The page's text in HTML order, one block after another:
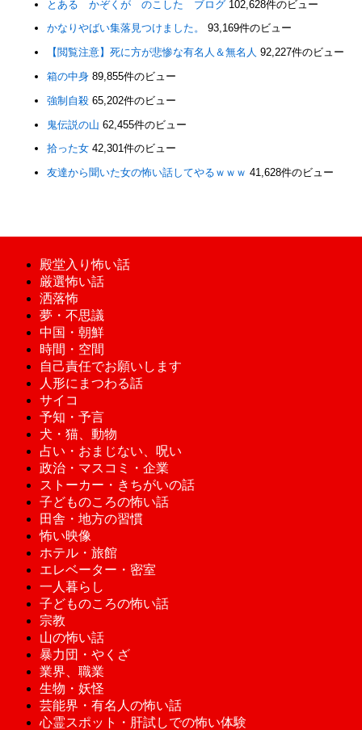
とある かぞくが のこした ブログ 102,628件のビュー
かなりやばい集落見つけました。
93,169件のビュー
【閲覧注意】死に方が悲惨な有名人＆無名人 92,227件のビュー
箱の中身 89,855件のビュー
強制自殺 65,202件のビュー
鬼伝説の山 62,455件のビュー
拾った女 42,301件のビュー
友達から聞いた女の怖い話してやるｗｗｗ 41,628件のビュー
殿堂入り怖い話
厳選怖い話
洒落怖
夢・不思議
中国・朝鮮
時間・空間
自己責任でお願いします
人形にまつわる話
サイコ
予知・予言
犬・猫、動物
占い・おまじない、呪い
政治・マスコミ・企業
ストーカー・きちがいの話
子どものころの怖い話
田舎・地方の習慣
怖い映像
ホテル・旅館
エレベーター・密室
一人暮らし
子どものころの怖い話
宗教
山の怖い話
暴力団・やくざ
業界、職業
生物・妖怪
芸能界・有名人の怖い話
心霊スポット・肝試しでの怖い体験